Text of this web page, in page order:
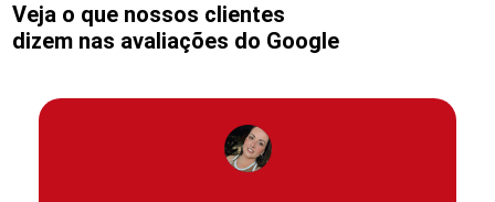
Veja o que nossos clientes
dizem nas avaliações do Google